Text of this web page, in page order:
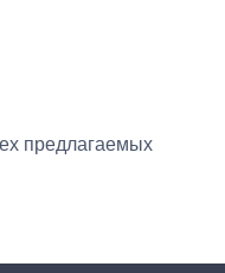
предлагаемых